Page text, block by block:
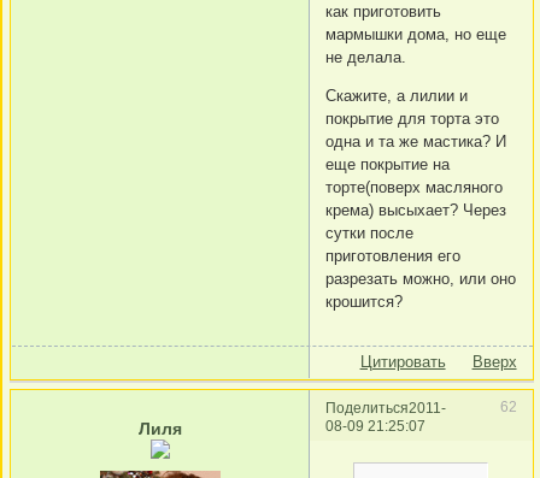
как приготовить
мармышки дома, но еще
не делала.
Скажите, а лилии и
покрытие для торта это
одна и та же мастика? И
еще покрытие на
торте(поверх масляного
крема) высыхает? Через
сутки после
приготовления его
разрезать можно, или оно
крошится?
Цитировать Вверх
Поделиться 62
2011-
08-09 21:25:07
Лиля